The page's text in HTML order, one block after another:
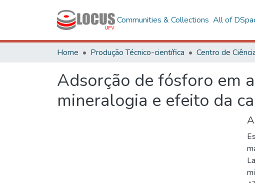
Communities & Collections All of
Home Produção Técnico-científica Centro de
Adsorção de fósforo em
mineralogia e efeito da